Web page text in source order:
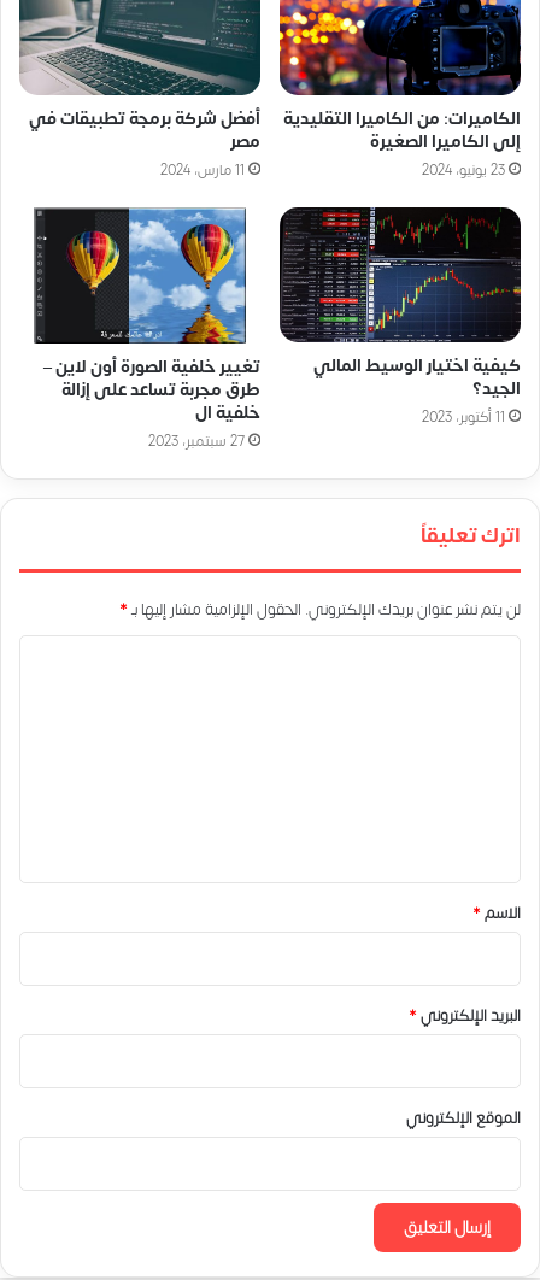
الكاميرات: من الكاميرا التقليدية
إلى الكاميرا الصغيرة
23 يونيو، 2024
أفضل شركة برمجة تطبيقات في
مصر
11 مارس، 2024
كيفية اختيار الوسيط المالي
الجيد؟
11 أكتوبر، 2023
تغيير خلفية الصورة أون لاين –
طرق مجربة تساعد على إزالة
خلفية ال
27 سبتمبر، 2023
اترك تعليقاً
لن يتم نشر عنوان بريدك الإلكتروني. الحقول الإلزامية مشار إليها بـ*
*
الاسم*
البريد الإلكتروني*
الموقع الإلكتروني